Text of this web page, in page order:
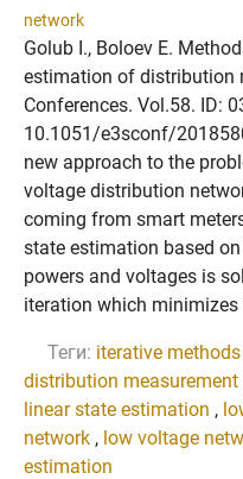
network
Golub I., Boloev E.
estimation of distribution
Conferences. Vol.58. ID:
10.1051/e3sconf/
new approach to the
voltage distribution
coming from smart
state estimation based
powers and voltages is
iteration which minimizes
Теги: iterative methods
distribution measurement
linear state estimation ,
network , low voltage
estimation